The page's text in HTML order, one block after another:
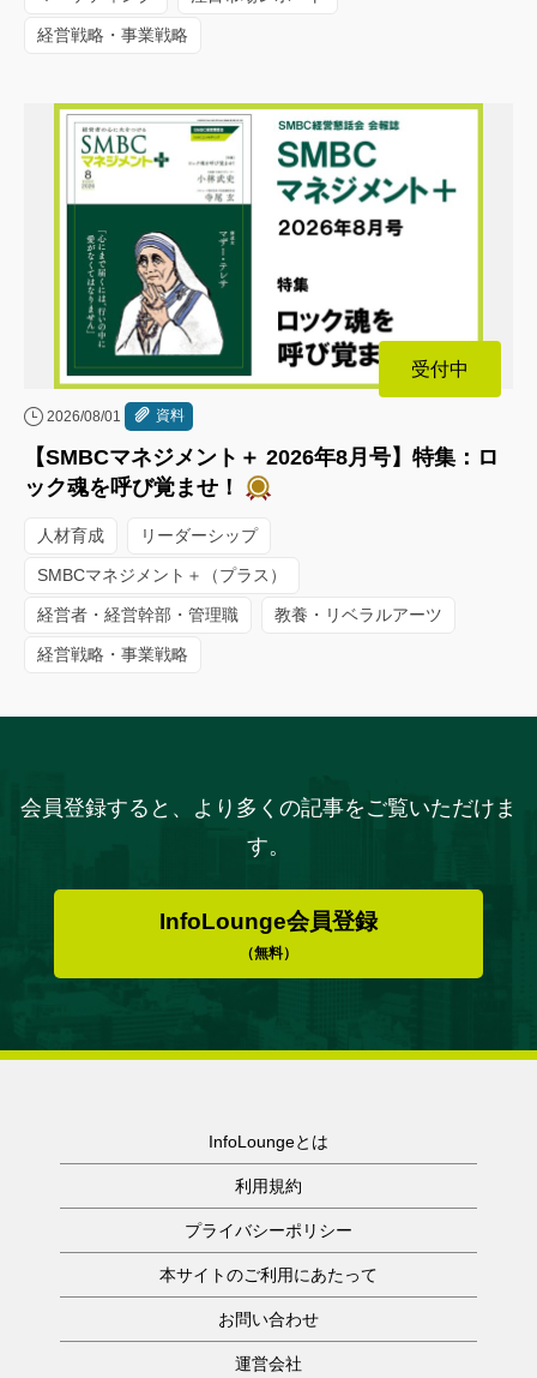
経営戦略・事業戦略
受付中
2026/08/01 資料
【SMBCマネジメント＋ 2026年8月号】特集：ロ
ック魂を呼び覚ませ！
人材育成 リーダーシップ
SMBCマネジメント＋（プラス）
経営者・経営幹部・管理職 教養・リベラルアーツ
経営戦略・事業戦略
会員登録すると、より多くの記事をご覧いただけま
す。
InfoLounge会員登録
（無料）
InfoLoungeとは
利用規約
プライバシーポリシー
本サイトのご利用にあたって
お問い合わせ
運営会社